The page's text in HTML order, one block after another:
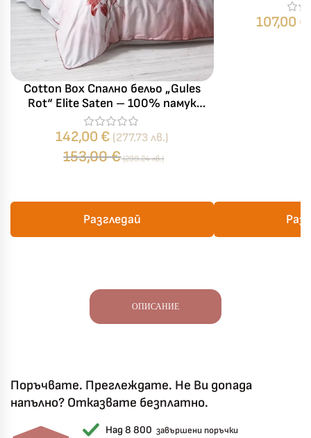
Cotton Box Спално бельо „Gules
Rot“ Elite Saten – 100% памук
сатен 300TC – 6 части – за
спалня
153,00€ (299.24 лв.)
142,00 € (277.73 лв.)
Разгледай
памук – 6
107,00 €
ОПИСАНИЕ
Поръчвате. Преглеждате. Не Ви допада
напълно? Отказвате безплатно.
Над 8 800 завършени поръчки